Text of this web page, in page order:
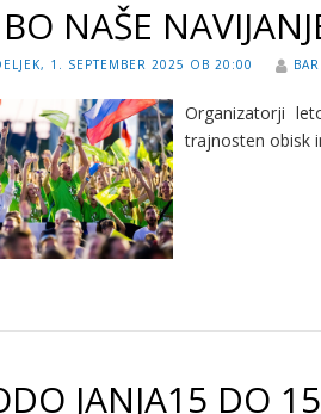
NAŠE
1. SEPTEMBER 2025 OB 20:00
Organizatorji
trajnosten obisk
JANJA15 DO